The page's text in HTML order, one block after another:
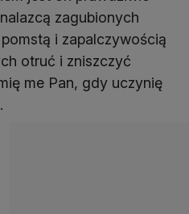
zagubionych
i zapalczywością
otruć i zniszczyć
me Pan, gdy uczynię